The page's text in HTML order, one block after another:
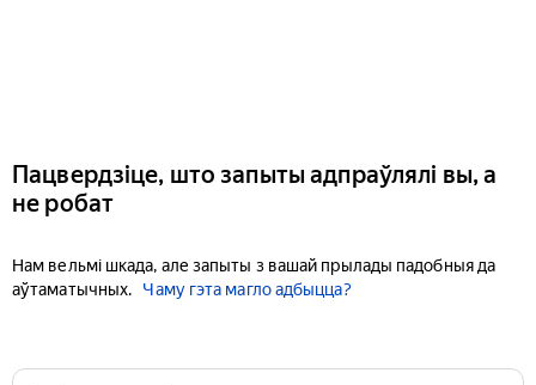
Пацвердзіце, што запыты адпраўлялі вы, а
не робат
Нам вельмі шкада, але запыты з вашай прылады падобныя да
аўтаматычных.
Чаму гэта магло адбыцца?